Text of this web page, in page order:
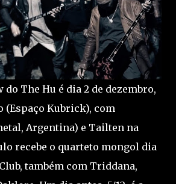
The Hu é dia 2 de dezembro,
(Espaço Kubrick), com
Argentina) e Tailten na
recebe o quarteto mongol dia
também com Triddana,